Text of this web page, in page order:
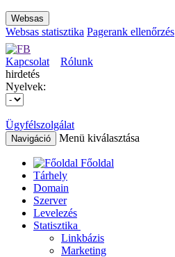
Websas
Websas statisztika Pagerank ellenőrzés
Kapcsolat
Rólunk
hirdetés
Nyelvek:
Ügyfélszolgálat
Navigáció Menü kiválasztása
Főoldal
Tárhely
Domain
Szerver
Levelezés
Statisztika
Linkbázis
Marketing